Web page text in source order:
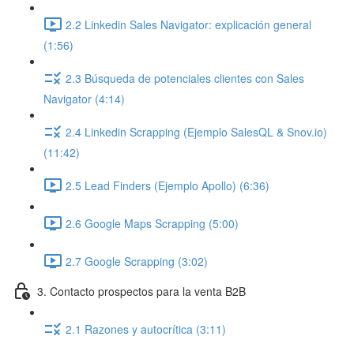
2.2 Linkedin Sales Navigator: explicación general
(1:56)
2.3 Búsqueda de potenciales clientes con Sales
Navigator (4:14)
2.4 Linkedin Scrapping (Ejemplo SalesQL & Snov.io)
(11:42)
2.5 Lead Finders (Ejemplo Apollo) (6:36)
2.6 Google Maps Scrapping (5:00)
2.7 Google Scrapping (3:02)
3. Contacto prospectos para la venta B2B
2.1 Razones y autocrítica (3:11)